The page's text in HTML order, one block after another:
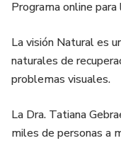
Programa online
La visión Natural es
naturales de
problemas visuales.
La Dra. Tatiana
miles de personas a